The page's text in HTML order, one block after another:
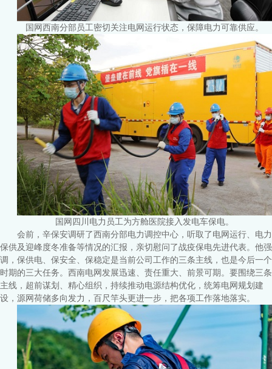
国网西南分部员工密切关注电网运行状态，保障电力可靠供应。
国网四川电力员工为方舱医院接入发电车保电。
会前，辛保安调研了西南分部电力调控中心，听取了电网运行、电力
保供及迎峰度冬准备等情况的汇报，亲切慰问了战疫保电先进代表。他强
调，保供电、保安全、保稳定是当前公司工作的三条主线，也是今后一个
时期的三大任务。西南电网发展迅速、责任重大、前景可期。要围绕三条
主线，超前谋划、精心组织，持续推动电源结构优化，统筹电网规划建
设，源网荷储多向发力，百尺竿头更进一步，把各项工作落地落实。